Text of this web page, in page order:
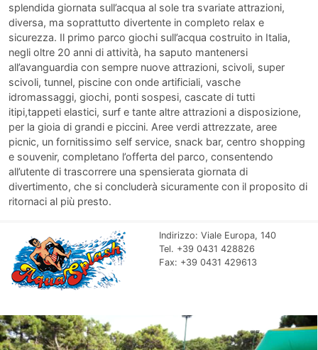
splendida giornata sull’acqua al sole tra svariate attrazioni,
diversa, ma soprattutto divertente in completo relax e
sicurezza. Il primo parco giochi sull’acqua costruito in Italia,
negli oltre 20 anni di attività, ha saputo mantenersi
all’avanguardia con sempre nuove attrazioni, scivoli, super
scivoli, tunnel, piscine con onde artificiali, vasche
idromassaggi, giochi, ponti sospesi, cascate di tutti
itipi,tappeti elastici, surf e tante altre attrazioni a disposizione,
per la gioia di grandi e piccini. Aree verdi attrezzate, aree
picnic, un fornitissimo self service, snack bar, centro shopping
e souvenir, completano l’offerta del parco, consentendo
all’utente di trascorrere una spensierata giornata di
divertimento, che si concluderà sicuramente con il proposito di
ritornaci al più presto.
Indirizzo: Viale Europa, 140
Tel. +39 0431 428826
Fax: +39 0431 429613